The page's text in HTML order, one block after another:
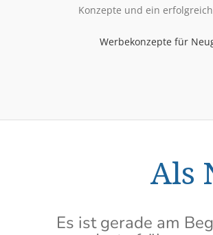
Konzepte und ein
Werbekonzepte für
Als
Es ist gerade am